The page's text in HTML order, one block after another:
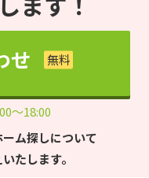
せ
～18:00
ム探しについて
たします。